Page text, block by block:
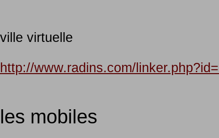
ville virtuelle
http://www.radins.com/
les mobiles